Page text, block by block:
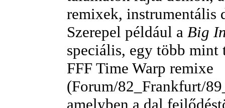
remixek, instrumentális
Szerepel például a Big
speciális, egy több mint
FFF Time Warp remixe
(Forum/82_Frankfurt/
amelyben a dal